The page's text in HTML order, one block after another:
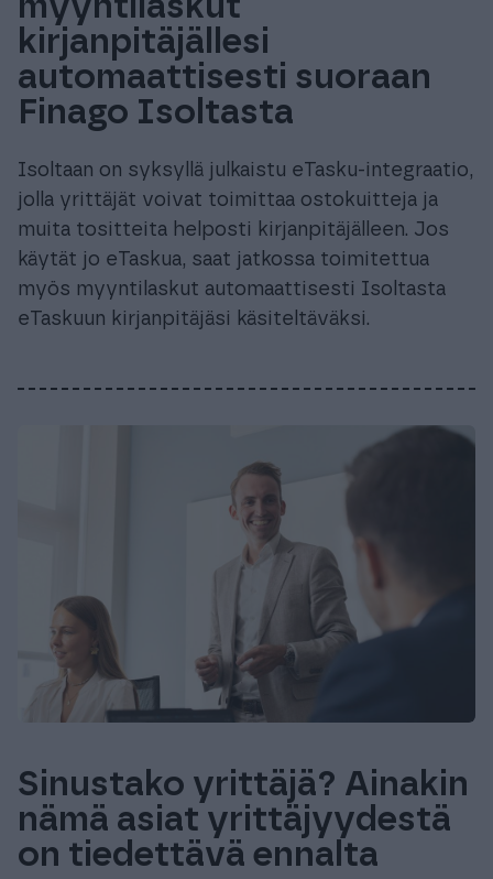
kirjanpitäjällesi
automaattisesti suoraan
Finago Isoltasta
Isoltaan on syksyllä julkaistu eTasku-integraatio,
jolla yrittäjät voivat toimittaa ostokuitteja ja
muita tositteita helposti kirjanpitäjälleen. Jos
käytät jo eTaskua, saat jatkossa toimitettua
myös myyntilaskut automaattisesti Isoltasta
eTaskuun kirjanpitäjäsi käsiteltäväksi.
Sinustako yrittäjä? Ainakin
nämä asiat yrittäjyydestä
on tiedettävä ennalta